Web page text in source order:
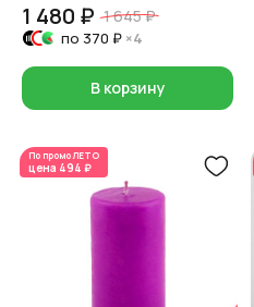
1 480 ₽ 1 645 ₽
по 370 ₽ ×4
В корзину
По промоЛЕТО
цена 494 ₽